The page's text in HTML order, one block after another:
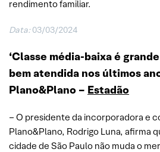
rendimento familiar.
Data: 03/03/2024
‘Classe média-baixa é
bem atendida nos últimos
Plano&Plano – Estadão
– O presidente da incorporadora e
Plano&Plano, Rodrigo Luna, afirma
cidade de São Paulo não muda o